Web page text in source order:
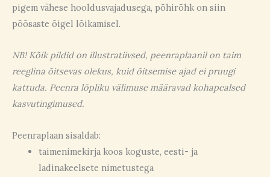
pigem vähese hooldusvajadusega, põhirõhk on siin
põõsaste õigel lõikamisel.
NB! Kõik pildid on illustratiivsed, peenraplaanil on taim
reeglina õitsevas olekus, kuid õitsemise ajad ei pruugi
kattuda. Peenra lõpliku välimuse määravad kohapealsed
kasvutingimused.
Peenraplaan sisaldab:
taimenimekirja koos koguste, eesti- ja
ladinakeelsete nimetustega